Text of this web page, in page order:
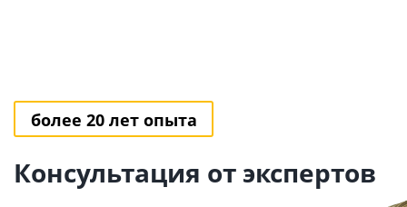
более 20 лет опыта
Консультация от экспертов